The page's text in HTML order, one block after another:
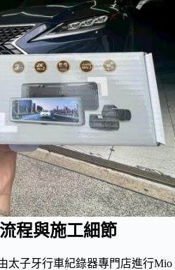
程與施工細節
太子牙行車紀錄器專門店進行Mio